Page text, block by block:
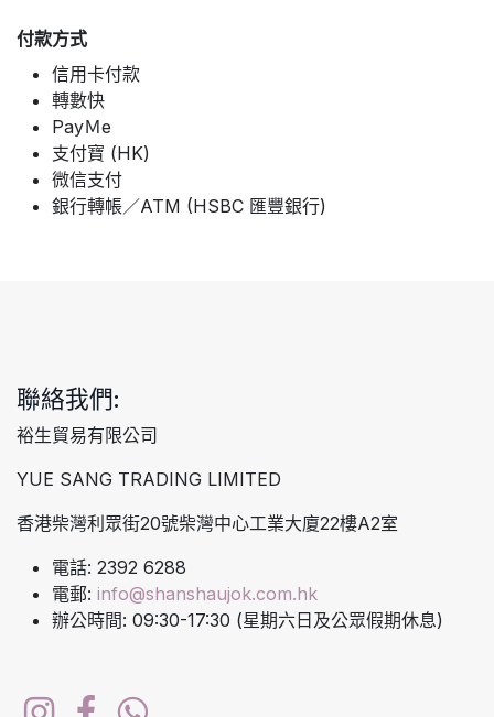
付款方式
信用卡付款
轉數快
PayＭe
支付寶 (HK)
微信支付
銀行轉帳／ATM (HSBC 匯豐銀行)
聯絡我們:
裕生貿易有限公司
YUE SANG TRADING LIMITED
香港柴灣利眾街20號柴灣中心工業大廈22樓A2室
電話: 2392 6288
電郵: info@shanshaujok.com.hk
辦公時間: 09:30-17:30 (星期六日及公眾假期休息)